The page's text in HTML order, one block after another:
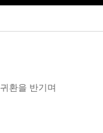
환을 반기며